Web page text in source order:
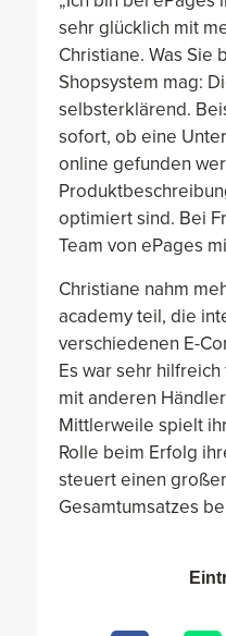
sehr glücklich mit
Christiane. Was Sie
Shopsystem mag:
selbsterklärend.
sofort, ob eine
online gefunden
optimiert sind. Bei
Team von ePages
Christiane nahm
academy teil, die
verschiedenen E-
Es war sehr
mit anderen
Mittlerweile spielt
Rolle beim Erfolg
steuert einen
Gesamtumsatzes